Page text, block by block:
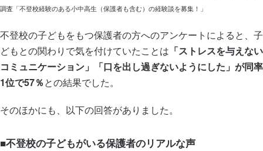
調査「不登校経験のある小中高生（保護者も含む）の経験談を募集！」
不登校の子どもをもつ保護者の方へのアンケートによると、子
どもとの関わりで気を付けていたことは 「ストレスを与えない
コミュニケーション」「口を出し過ぎないようにした」が同率
1位で57％との結果でした。
そのほかにも、以下の回答がありました。
■不登校の子どもがいる保護者のリアルな声